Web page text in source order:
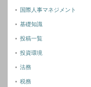
国際人事マネジメント
基礎知識
投稿一覧
投資環境
法務
税務